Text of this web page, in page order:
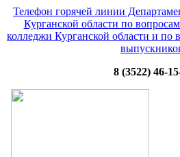
Телефон горячей линии
Курганской области по
колледжи Курганской области и по
8 (3522) 46-